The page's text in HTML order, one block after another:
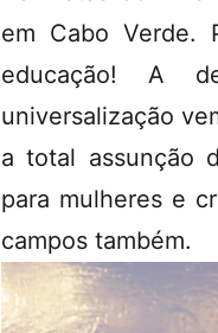
em Cabo Verde.
educação! A
universalização
a total assunção
para mulheres e
campos também.